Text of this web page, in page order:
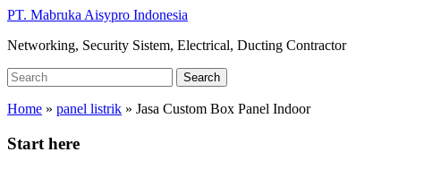
Skip
main
PT. Mabruka Aisypro Indonesia
Networking, Security Sistem, Electrical, Ducting Contractor
Search
for:
Search
Home » panel listrik » Jasa Custom Box Panel Indoor
Start here